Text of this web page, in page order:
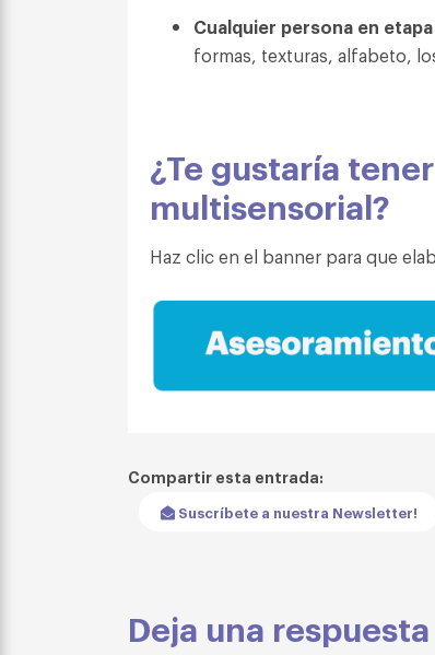
Cualquier persona en
formas, texturas, alfabeto,
¿Te gustaría
multisensorial?
Haz clic en el banner para que
Compartir esta entrada:
Suscríbete a nuestra Newsletter!
Deja una respuesta